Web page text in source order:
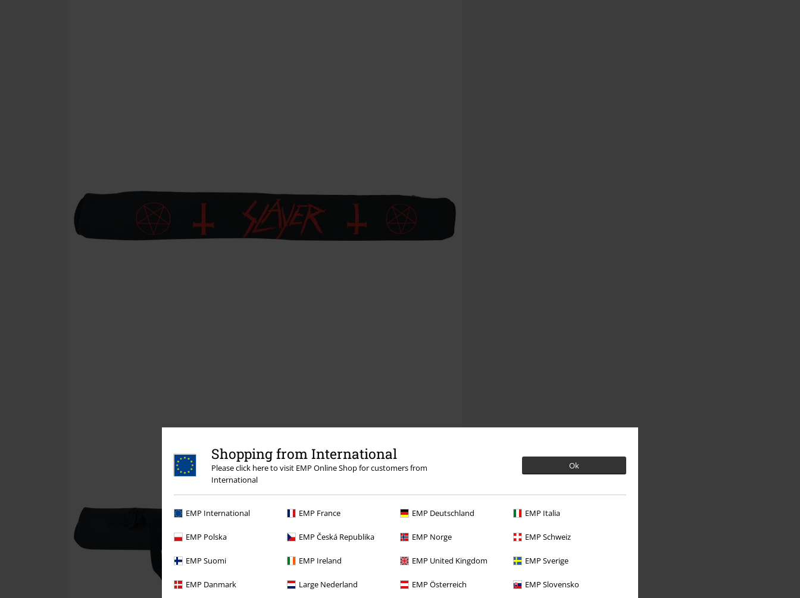
Shopping from International
Please click here to visit EMP Online Shop for customers from
International
Ok
EMP International EMP France EMP Deutschland EMP Italia
EMP Polska EMP Česká Republika EMP Norge EMP Schweiz
EMP Suomi EMP Ireland EMP United Kingdom EMP Sverige
EMP Danmark Large Nederland EMP Österreich EMP Slovensko